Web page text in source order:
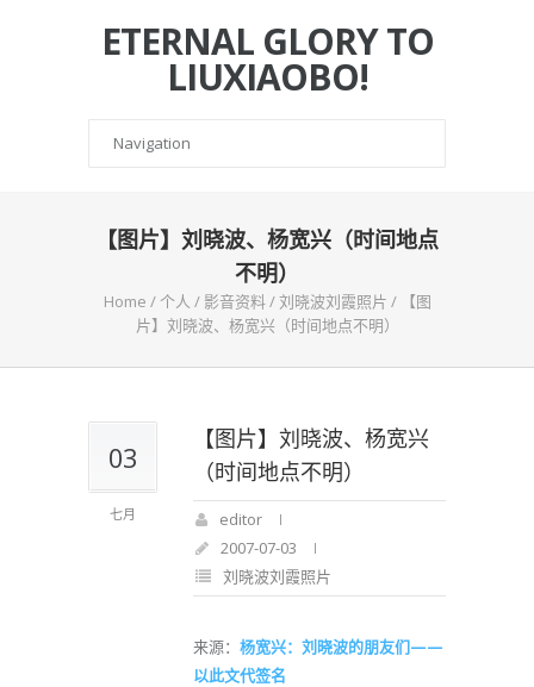
ETERNAL GLORY TO
LIUXIAOBO!
【图片】刘晓波、杨宽兴（时间地点
不明）
Home /个人 / 影音资料/刘晓波刘霞照片 /
【图
片】刘晓波、杨宽兴（时间地点不明）
03
七月
【图片】刘晓波、杨宽兴
（时间地点不明）
editor
2007-07-03
刘晓波刘霞照片
来源： 杨宽兴：刘晓波的朋友们——
以此文代签名